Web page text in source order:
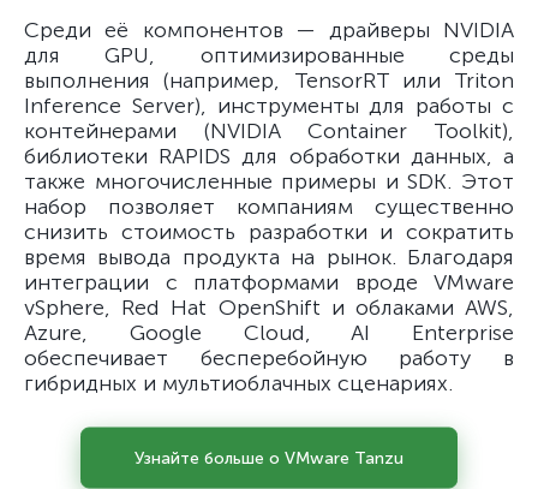
Среди её компонентов — драйверы NVIDIA
для GPU, оптимизированные среды
выполнения (например, TensorRT или Triton
Inference Server), инструменты для работы с
контейнерами (NVIDIA Container Toolkit),
библиотеки RAPIDS для обработки данных, а
также многочисленные примеры и SDK. Этот
набор позволяет компаниям существенно
снизить стоимость разработки и сократить
время вывода продукта на рынок. Благодаря
интеграции с платформами вроде VMware
vSphere, Red Hat OpenShift и облаками AWS,
Azure, Google Cloud, AI Enterprise
обеспечивает бесперебойную работу в
гибридных и мультиоблачных сценариях.
Узнайте больше о VMware Tanzu